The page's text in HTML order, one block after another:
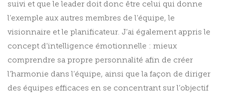
suivi et que le leader doit donc être celui qui donne
l’exemple aux autres membres de l’équipe, le
visionnaire et le planificateur. J’ai également appris le
concept d’intelligence émotionnelle : mieux
comprendre sa propre personnalité afin de créer
l’harmonie dans l’équipe, ainsi que la façon de diriger
des équipes efficaces en se concentrant sur l’objectif